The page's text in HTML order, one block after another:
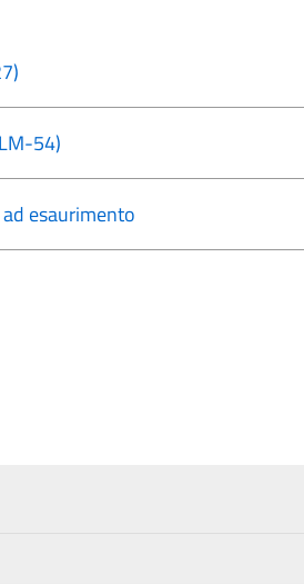
54)
esaurimento